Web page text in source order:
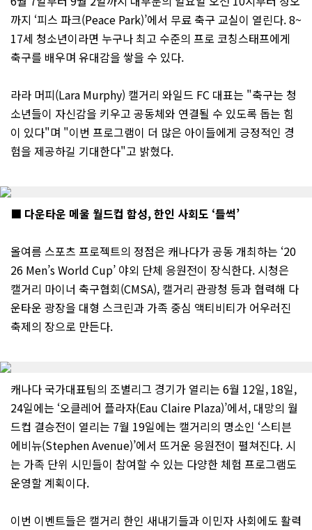
까지 ‘피스 파크(Peace Park)’에서 무료 축구 교실이 열린다. 8~
17세 청소년이라면 누구나 최고 수준의 프로 코칭스태프에게
축구를 배우며 유대감을 쌓을 수 있다.
라라 머피(Lara Murphy) 캘거리 와일드 FC 대표는 "축구는 청
소년들이 자신감을 키우고 공동체와 연결될 수 있도록 돕는 힘
이 있다"며 "이번 프로그램이 더 많은 아이들에게 긍정적인 경
험을 제공하길 기대한다"고 밝혔다.
■ 다운타운 메울 월드컵 함성, 한인 사회도 ‘들썩’
올여름 스포츠 프로젝트의 정점은 캐나다가 공동 개최하는 ‘20
26 Men’s World Cup’ 야외 단체 응원전이 장식한다. 시청은
캘거리 마이너 축구협회(CMSA), 캘거리 관광청 등과 협력해 다
운타운 광장을 대형 스크린과 가족 중심 액티비티가 어우러진
축제의 장으로 만든다.
캐나다 국가대표팀의 조별리그 경기가 열리는 6월 12일, 18일,
24일에는 ‘오클레어 플라자(Eau Claire Plaza)’에서, 대망의 월
드컵 결승전이 열리는 7월 19일에는 캘거리의 명소인 ‘스티븐
에비뉴(Stephen Avenue)’에서 뜨거운 응원전이 펼쳐진다. 시
는 가족 단위 시민들이 참여할 수 있는 다양한 체험 프로그램도
운영할 계획이다.
이번 이벤트들은 캘거리 한인 새내기들과 이민자 사회에도 활력